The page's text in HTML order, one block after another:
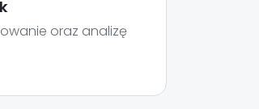
oraz analizę